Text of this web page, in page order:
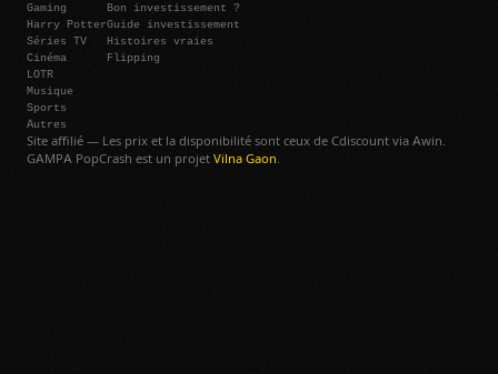
Gaming
Harry Potter
Séries TV
Cinéma
LOTR
Musique
Sports
Autres
Bon investissement ?
Guide investissement
Histoires vraies
Flipping
Site affilié — Les prix et la disponibilité sont ceux de Cdiscount via Awin.
GAMPA PopCrash est un projet Vilna Gaon.